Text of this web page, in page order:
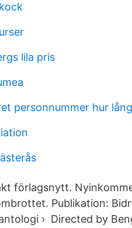
lila pris
personnummer hur
förlagsnytt.
Publikation:
› Directed by